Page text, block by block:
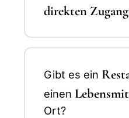
direkten
Gibt es ein
einen
Ort?